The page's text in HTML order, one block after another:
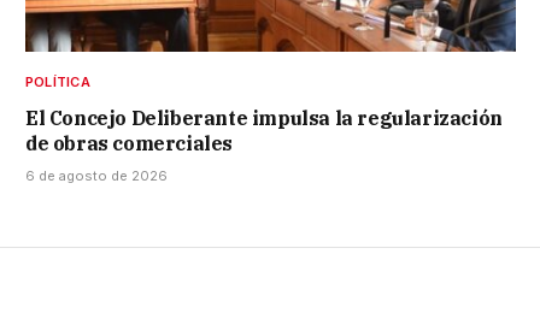
POLÍTICA
El Concejo Deliberante impulsa la regularización
de obras comerciales
6 de agosto de 2026